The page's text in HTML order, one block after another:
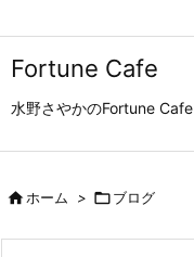
Fortune Cafe
水野さやかのFortune Cafe
ホーム > ブログ